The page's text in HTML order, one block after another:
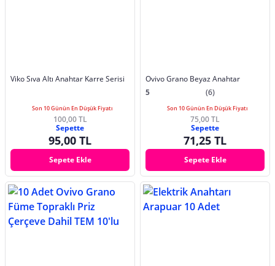
Viko Sıva Altı Anahtar Karre Serisi
Son 10 Günün En Düşük Fiyatı
100,00 TL
Sepette
95,00 TL
Sepete Ekle
Ovivo Grano Beyaz Anahtar
5
(6)
Son 10 Günün En Düşük Fiyatı
75,00 TL
Sepette
71,25 TL
Sepete Ekle